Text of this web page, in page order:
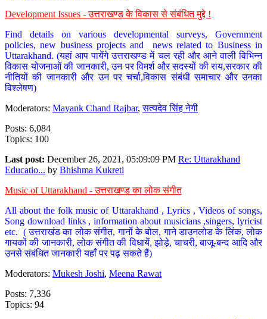
Development Issues - उत्तराखण्ड के विकास से संबंधित मुद्दे !
Find details on various developmental surveys, Government
policies, new business projects and news related to Business in
Uttarakhand. (यहां आप पायेंगे उत्तराखण्ड में चल रही और आने वाली विभिन्न
विकास योजनाओं की जानकारी, उन पर विमर्श और सदस्यों की राय,सरकार की
नीतियों की जानकारी और उन पर चर्चा,विकास संबंधी समाचार और उनका
विश्लेषण)
Moderators: Mayank Chand Rajbar,सत्यदेव सिंह नेगी
Posts: 6,084
Topics: 100
Last post: December 26, 2021, 05:09:09 PM Re: Uttarakhand
Educatio... by Bhishma Kukreti
Music of Uttarakhand - उत्तराखण्ड का लोक संगीत
All about the folk music of Uttarakhand , Lyrics , Videos of songs,
Song download links , information about musicians ,singers, lyricist
etc. ( उत्तराखंड का लोक संगीत, गानों के बोल, गाने डाउनलोड के लिंक, लोक
गायकों की जानकारी, लोक संगीत की विधायें, झोड़े, चाचरी, बाजू-बन्द आदि और
उनसे संबंधित जानकारी यहाँ पर पढ़ सकते हैं)
Moderators: Mukesh Joshi, Meena Rawat
Posts: 7,336
Topics: 94